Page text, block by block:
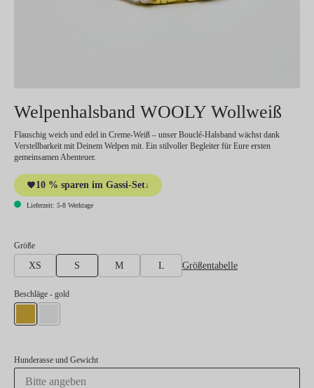
Welpenhalsband WOOLY Wollweiß
Flauschig weich und edel in Creme-Weiß – unser Bouclé-Halsband wächst dank
Verstellbarkeit mit Deinem Welpen mit. Ein stilvoller Begleiter für Eure ersten
gemeinsamen Abenteuer.
10 % sparen im Gassi-Set↓
Lieferzeit: 5-8 Werktage
Größeauswählen
XS S M L Größentabelle
Beschlägeauswählen
- gold
Hunderasse und Gewicht